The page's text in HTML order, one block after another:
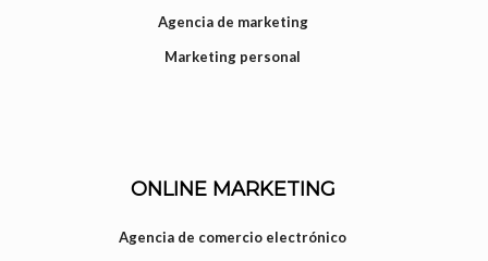
Agencia de marketing
Marketing personal
ONLINE MARKETING
Agencia de comercio electrónico